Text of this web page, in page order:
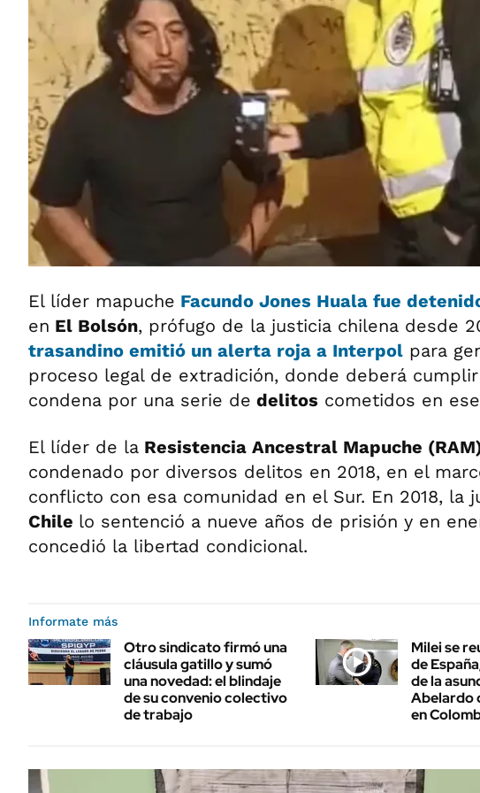
El líder mapuche Facundo Jones Huala fue
en El Bolsón, prófugo de la justicia chilena desde
trasandino emitió un alerta roja a Interpol para
proceso legal de extradición, donde deberá
condena por una serie de delitos cometidos en
El líder de la Resistencia Ancestral Mapuche
condenado por diversos delitos en 2018, en el
conflicto con esa comunidad en el Sur. En 2018, la
Chile lo sentenció a nueve años de prisión y en
concedió la libertad condicional.
Informate más
Otro sindicato firmó una
cláusula gatillo y sumó
una novedad: el blindaje
de su convenio colectivo
de trabajo
Milei se
de
de la
Abelardo
en